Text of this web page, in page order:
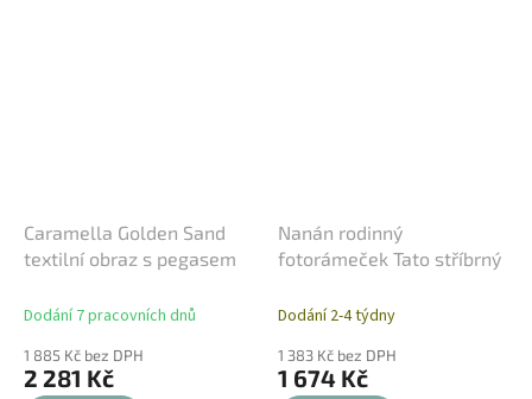
Caramella Golden Sand
textilní obraz s pegasem
Dodání 7 pracovních dnů
1 885 Kč bez DPH
2 281 Kč
Nanán rodinný
fotorámeček Tato stříbrný
Dodání 2-4 týdny
1 383 Kč bez DPH
1 674 Kč